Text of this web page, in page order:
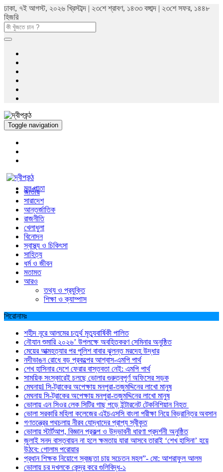
ঢাকা, ৭ই আগস্ট, ২০২৬ খ্রিস্টাব্দ | ২৩শে শ্রাবণ, ১৪৩৩ বঙ্গাব্দ | ২৩শে সফর, ১৪৪৮
হিজরি
Toggle navigation
মুল পাতা
জাতীয়
সারাদেশ
আন্তর্জাতিক
রাজনীতি
খেলাধুলা
বিনোদন
স্বাস্থ্য ও চিকিৎসা
সাহিত্য
ধর্ম ও জীবন
মতামত
আরও
তথ্য ও প্রযুক্তি
শিক্ষা ও ক্যাম্পাস
শিরোনামঃ
শহীদ নূরে আলমের চতুর্থ মৃত্যুবার্ষিকী পালিত
নৌযান শুমারি ২০২৬’ উপলক্ষে অবহিতকরণ সেমিনার অনুষ্ঠিত
মেয়ের আত্মহত্যার পর পুলিশ বাবার ঝুলন্ত মরদেহ উদ্ধার
নদীভাঙন রোধে বড় প্রকল্পের আশ্বাস-এমপি পার্থ
শেখ হাসিনার দেশে ফেরার বাস্তবতা নেই: এমপি পার্থ
সাময়িক সংস্কারেই চলছে ভোলার গুরুত্বপূর্ণ অফিসের সড়ক
মেঘনায়l সি-ট্রাকের অপেক্ষায় মনপুরা-তজুমদ্দিনের লাখো মানুষ
মেঘনায় সি-ট্রাকের অপেক্ষায় মনপুরা-তজুমদ্দিনের লাখো মানুষ
ভোলায় এন সিওর লেক সিটির গাছ পড়ে ইন্টারনেট টেকনিশিয়ান নিহত
ভোলা সরকারি মহিলা কলেজের এইচএসসি বাংলা পরীক্ষা নিয়ে বিভ্রান্তির অবসান
গণতন্ত্রের পথচলায় নীরব যোদ্ধাদের প্রাপ্য স্বীকৃত
ভোলায় স্টার্টআপ, বিজ্ঞান প্রকল্প ও উদ্ভাবনী ধারণা প্রদর্শনী অনুষ্ঠিত
জুলাই সনদ বাস্তবায়ন না হলে ক্ষমতায় যারা আসবে তারাই ‘শেখ হাসিনা’ হয়ে
উঠবে: গোলাম পরোয়ার
প্রধান শিক্ষক নিয়োগে স্বচ্ছতা চায় সচেতন মহল”- মো: আশরাফুল আলম
ভোলায় চর দখলকে কেন্দ্র করে গুলিবিদ্ধ-১